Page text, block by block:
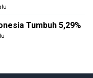
Tumbuh 5,29%